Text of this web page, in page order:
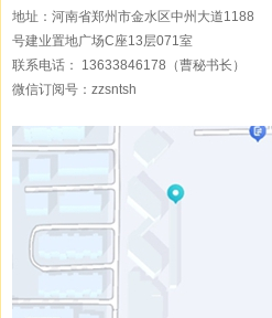
地址：河南省郑州市金水区中州大道1188
号建业置地广场C座13层071室
联系电话： 13633846178（曹秘书长）
微信订阅号：zzsntsh